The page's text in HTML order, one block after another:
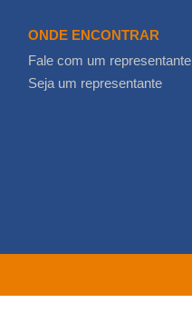
ONDE ENCONTRAR
Fale com um representante
Seja um representante